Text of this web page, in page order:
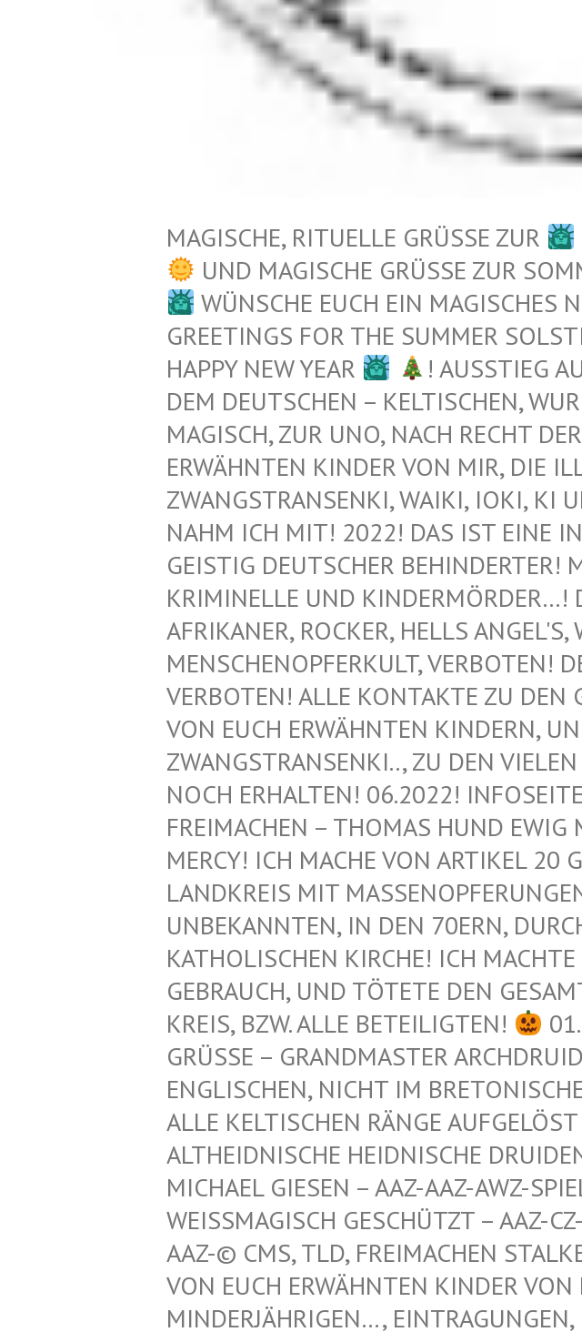
MAGISCHE, RITUELLE GRÜSSE ZUR
UND MAGISCHE GRÜSSE ZUR
WÜNSCHE EUCH EIN MAGISCHES
GREETINGS FOR THE SUMMER
HAPPY NEW YEAR
! AUSSTIEG
EM DEUTSCHEN – KELTISCHEN,
AGISCH, ZUR UNO, NACH RECHT DER
RWÄHNTEN KINDER VON MIR, DIE
WANGSTRANSENKI, WAIKI, IOKI, KI
AHM ICH MIT! 2022! DAS IST EINE
EISTIG DEUTSCHER BEHINDERTER!
RIMINELLE UND KINDERMÖRDER…!
FRIKANER, ROCKER, HELLS ANGEL'S,
ENSCHENOPFERKULT, VERBOTEN!
ERBOTEN! ALLE KONTAKTE ZU DEN
ON EUCH ERWÄHNTEN KINDERN,
WANGSTRANSENKI.., ZU DEN VIELEN
OCH ERHALTEN! 06.2022! INFOSEITE
REIMACHEN – THOMAS HUND EWIG
ERCY! ICH MACHE VON ARTIKEL 20
ANDKREIS MIT
NBEKANNTEN, IN DEN 70ERN,
ATHOLISCHEN KIRCHE! ICH MACHTE
EBRAUCH, UND TÖTETE DEN
REIS, BZW. ALLE BETEILIGTEN!
GRÜSSE – GRANDMASTER
NGLISCHEN, NICHT IM
LLE KELTISCHEN RÄNGE AUFGELÖST
LTHEIDNISCHE HEIDNISCHE
ICHAEL GIESEN – AAZ-AAZ-AWZ-
EISSMAGISCH GESCHÜTZT – AAZ-CZ-
Z-© CMS, TLD, FREIMACHEN
N EUCH ERWÄHNTEN KINDER VON
NDERJÄHRIGEN…, EINTRAGUNGEN,